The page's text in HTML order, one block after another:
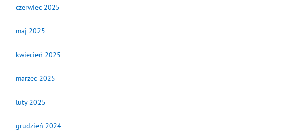
czerwiec 2025
maj 2025
kwiecień 2025
marzec 2025
luty 2025
grudzień 2024